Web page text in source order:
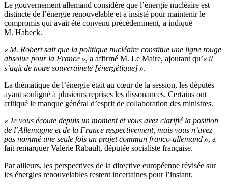
Le gouvernement allemand considère que l’énergie nucléaire est
distincte de l’énergie renouvelable et a insisté pour maintenir le
compromis qui avait été convenu précédemment, a indiqué
M. Habeck.
« M. Robert sait que la politique nucléaire constitue une ligne rouge
absolue pour la France », a affirmé M. Le Maire, ajoutant qu’« il
s’agit de notre souveraineté [énergétique] ».
La thématique de l’énergie était au cœur de la session, les députés
ayant souligné à plusieurs reprises les dissonances. Certains ont
critiqué le manque général d’esprit de collaboration des ministres.
« Je vous écoute depuis un moment et vous avez clarifié la position
de l’Allemagne et de la France respectivement, mais vous n’avez
pas nommé une seule fois un projet commun franco-allemand », a
fait remarquer Valérie Rabault, députée socialiste française.
Par ailleurs, les perspectives de la directive européenne révisée sur
les énergies renouvelables restent incertaines pour l’instant.